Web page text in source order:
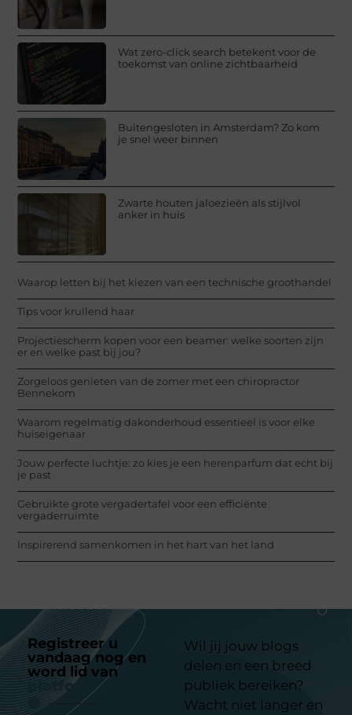
Wat zero-click search betekent voor de
toekomst van online zichtbaarheid
Buitengesloten in Amsterdam? Zo kom
je snel weer binnen
Zwarte houten jaloezieën als stijlvol
anker in huis
Waarop letten bij het kiezen van een technische groothandel
Tips voor krullend haar
Projectiescherm kopen voor een beamer: welke soorten zijn
er en welke past bij jou?
Zorgeloos genieten van de zomer met een chiropractor
Bennekom
Waarom regelmatig dakonderhoud essentieel is voor elke
huiseigenaar
Jouw perfecte luchtje: zo kies je een herenparfum dat echt bij
je past
Gebruikte grote vergadertafel voor een efficiënte
vergaderruimte
Inspirerend samenkomen in het hart van het land
Registreer u
vandaag nog en
word lid van
platform
Wil jij jouw blogs
delen en een breed
publiek bereiken?
Wacht niet langer en